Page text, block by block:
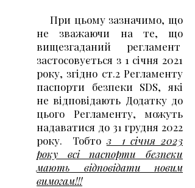
При цьому зазначимо, що
не зважаючи на те, що
вищезгаданий регламент
застосовується з 1 січня 2021
року, згідно ст.2 Регламенту
паспорти безпеки SDS, які
не відповідають Додатку до
цього Регламенту, можуть
надаватися до 31 грудня 2022
року. Тобтоз 1 січня 2023
року всі паспорти безпеки
мають відповідати новим
вимогам!!!